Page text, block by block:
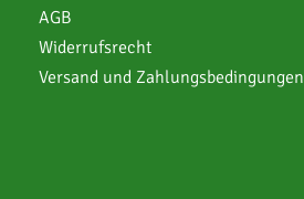
AGB
Widerrufsrecht
Versand und Zahlungsbedingungen